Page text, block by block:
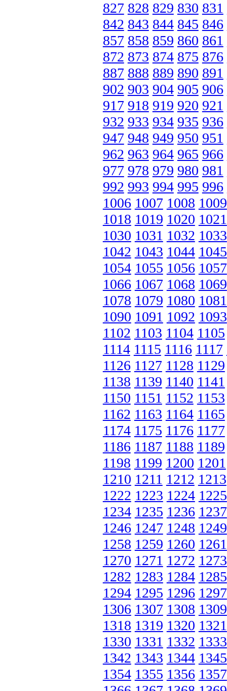
827 828 829 830 831
842 843 844 845 846
857 858 859 860 861
872 873 874 875 876
887 888 889 890 891
902 903 904 905 906
917 918 919 920 921
932 933 934 935 936
947 948 949 950 951
962 963 964 965 966
977 978 979 980 981
992 993 994 995 996
1006 1007 1008 1009
1018 1019 1020 1021
1030 1031 1032 1033
1042 1043 1044 1045
1054 1055 1056 1057
1066 1067 1068 1069
1078 1079 1080 1081
1090 1091 1092 1093
1102 1103 1104 1105
1114 1115 1116 1117
1126 1127 1128 1129
1138 1139 1140 1141
1150 1151 1152 1153
1162 1163 1164 1165
1174 1175 1176 1177
1186 1187 1188 1189
1198 1199 1200 1201
1210 1211 1212 1213
1222 1223 1224 1225
1234 1235 1236 1237
1246 1247 1248 1249
1258 1259 1260 1261
1270 1271 1272 1273
1282 1283 1284 1285
1294 1295 1296 1297
1306 1307 1308 1309
1318 1319 1320 1321
1330 1331 1332 1333
1342 1343 1344 1345
1354 1355 1356 1357